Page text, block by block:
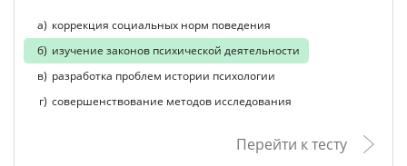
коррекция социальных норм поведения
изучение законов психической деятельности
разработка проблем истории психологии
совершенствование методов исследования
Перейти к тесту